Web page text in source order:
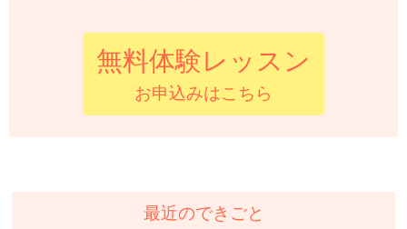
無料体験レッスン
お申込みはこちら
最近のできごと